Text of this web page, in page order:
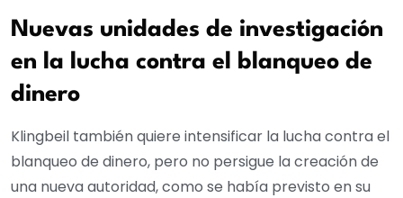
Nuevas unidades de investigación
en la lucha contra el blanqueo de
dinero
Klingbeil también quiere intensificar la lucha contra el
blanqueo de dinero, pero no persigue la creación de
una nueva autoridad, como se había previsto en su